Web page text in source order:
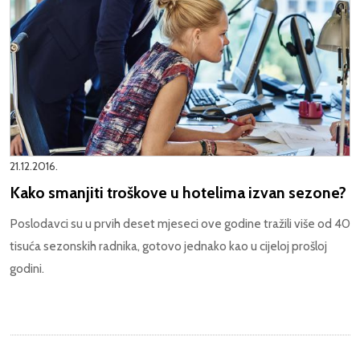
21.12.2016.
Kako smanjiti troškove u hotelima izvan sezone?
Poslodavci su u prvih deset mjeseci ove godine tražili više od 40
tisuća sezonskih radnika, gotovo jednako kao u cijeloj prošloj
godini.